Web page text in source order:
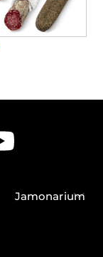
Jamonarium